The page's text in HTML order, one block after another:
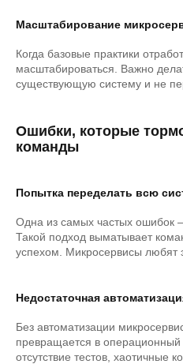
Масштабирование
Когда базовые практики
масштабироваться. Важно
существующую систему и не
Ошибки, которые
команды
Попытка переделать всю
Одна из самых частых ошибок
Такой подход выматывает
успехом. Микросервисы любят
Недостаточная
Без автоматизации
превращается в
отсутствие тестов, хаотичные